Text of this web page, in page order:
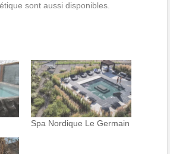
sont aussi disponibles.
Spa Nordique Le Germain